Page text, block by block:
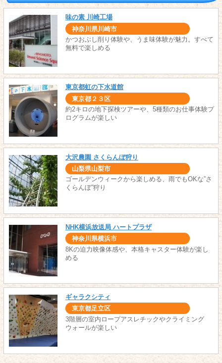
味の素 川崎工場
神奈川県川崎市
かつおぶし削り体験や、うま味体験が魅力。すべて
無料で楽しめる
東京都虹の下水道館
東京都２３区
約2キロの地下探検ツアーや、5種類のお仕事体験プ
ログラムが楽しい
大沢農園 さくらんぼ狩り
山梨県山梨市
ゴールデンウィークから楽しめる、雨でもOKな”さ
くらんぼ”狩り
NHK横浜放送局 ハートプラザ
神奈川県横浜市
8Kの迫力映像体感や、本格キャスター体験が楽し
める
ギャラクシティ
東京都足立区
3階層の室内ロープアスレチックやクライミング
ウォールが楽しい